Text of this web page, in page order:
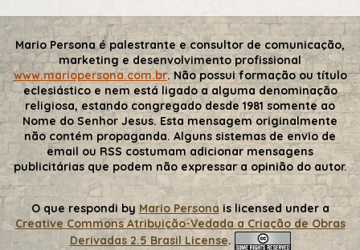
Mario Persona é palestrante e consultor de comunicação,
marketing e desenvolvimento profissional
www.mariopersona.com.br. Não possui formação ou título
eclesiástico e nem está ligado a alguma denominação
religiosa, estando congregado desde 1981 somente ao
Nome do Senhor Jesus. Esta mensagem originalmente
não contém propaganda. Alguns sistemas de envio de
email ou RSS costumam adicionar mensagens
publicitárias que podem não expressar a opinião do autor.
O que respondi by Mario Personais licensed under a
Creative Commons Atribuição-Vedada a Criação de Obras
Derivadas 2.5 Brasil License.